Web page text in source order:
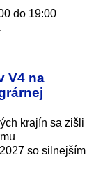
do 19:00
V4 na
krajín sa zišli
so silnejším